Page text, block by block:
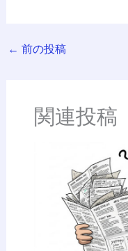
← 前の投稿
関連投稿